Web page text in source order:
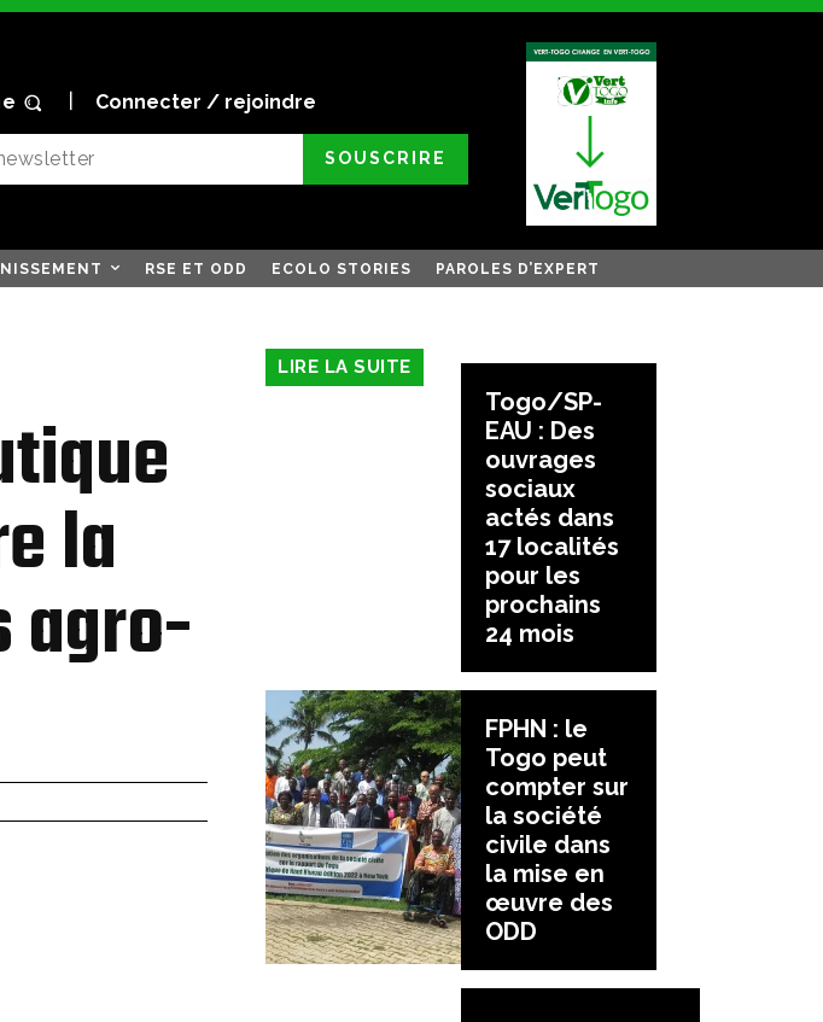
Connecter / rejoindre
SOUSCRIRE
RSE ET ODD ECOLO STORIES PAROLES D’EXPERT
la
agro-
LIRE LA SUITE
Togo/SP-
EAU : Des
ouvrages
sociaux
actés dans
17 localités
pour les
prochains
24 mois
FPHN : le
Togo peut
compter sur
la société
civile dans
la mise en
œuvre des
ODD